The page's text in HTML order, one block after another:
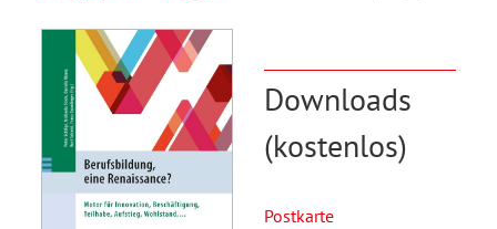
Downloads
(kostenlos)
Postkarte